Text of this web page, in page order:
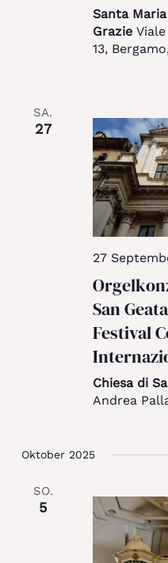
Santa
Grazie
13,
SA.
27
27
San
Festival
Chiesa di
Andrea
Oktober 2025
SO.
5